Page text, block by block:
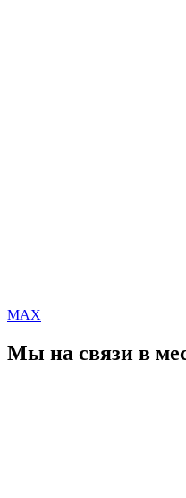
MAX
Мы на связи в